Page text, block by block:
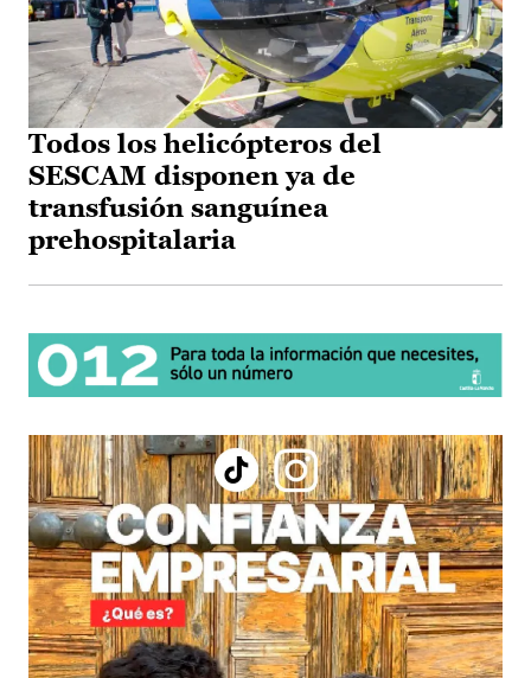
Todos los helicópteros del
SESCAM disponen ya de
transfusión sanguínea
prehospitalaria